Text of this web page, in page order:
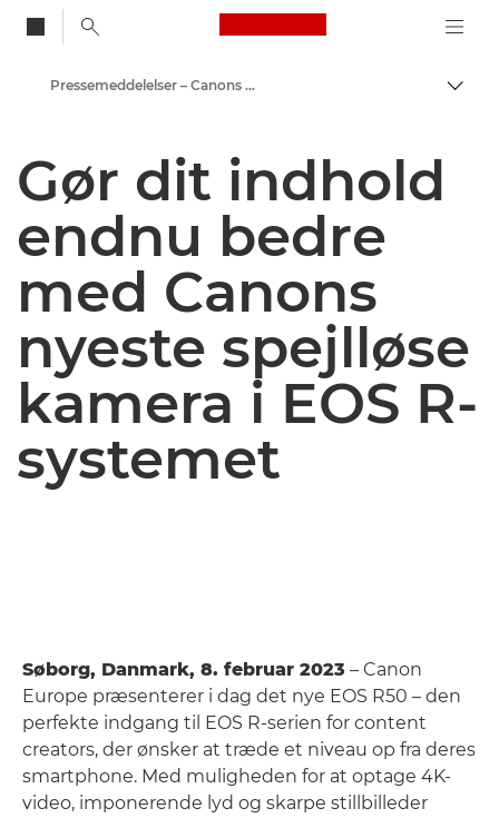
Canon Logo, back
Skift
Presse
Pressemeddelelser – Canons pressecenter
Gør dit indhold
endnu bedre
med Canons
nyeste spejlløse
kamera i EOS R-
systemet
Søborg, Danmark, 8. februar 2023 – Canon
Europe præsenterer i dag det nye EOS R50 – den
perfekte indgang til EOS R-serien for content
creators, der ønsker at træde et niveau op fra deres
smartphone. Med muligheden for at optage 4K-
video, imponerende lyd og skarpe stillbilleder